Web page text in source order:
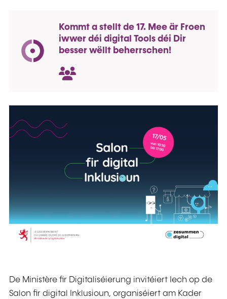
Kommt a stellt de 17. Mee är Froen
iwwer déi digital Tools déi Dir
besser wëllt beherrschen!
De Ministère fir Digitaliséierung invitéiert Iech op de
Salon fir digital Inklusioun, organiséiert am Kader